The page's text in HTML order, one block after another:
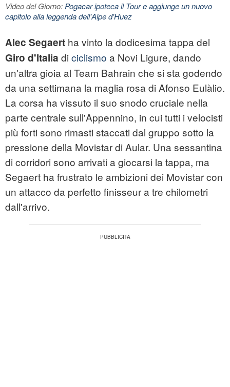
Video del Giorno:Pogacar ipoteca il Tour e aggiunge un nuovo
capitolo alla leggenda dell'Alpe d'Huez
Alec Segaert ha vinto la dodicesima tappa del
Giro d'Italia di ciclismo a Novi Ligure, dando
un'altra gioia al Team Bahrain che si sta godendo
da una settimana la maglia rosa di Afonso Eulàlio.
La corsa ha vissuto il suo snodo cruciale nella
parte centrale sull'Appennino, in cui tutti i velocisti
più forti sono rimasti staccati dal gruppo sotto la
pressione della Movistar di Aular. Una sessantina
di corridori sono arrivati a giocarsi la tappa, ma
Segaert ha frustrato le ambizioni dei Movistar con
un attacco da perfetto finisseur a tre chilometri
dall'arrivo.